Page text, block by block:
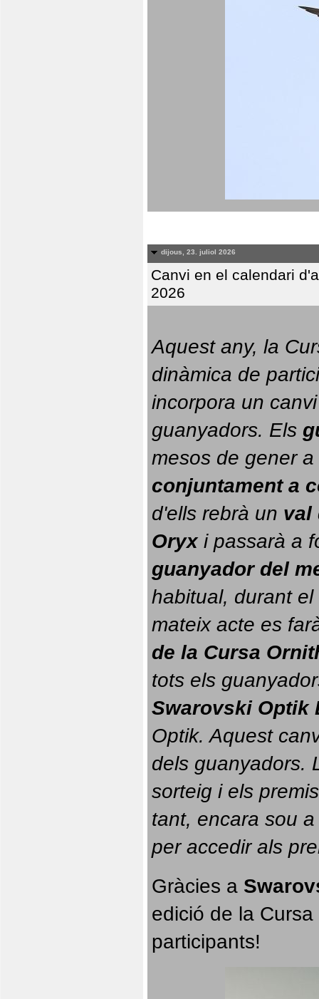
dijous, 23. juliol 2026
Canvi en el calendari
2026
Aquest any, la
dinàmica de
incorpora un
guanyadors. Els
conjuntament a
d'ells rebrà un val
Oryx i passarà a
guanyador del
habitual, durant el
mateix acte es
de la Cursa
tots els
Swarovski Optik
Optik. Aquest
dels guanyadors.
sorteig i els
tant, encara sou
per accedir als
Gràcies a
edició de la
participants!